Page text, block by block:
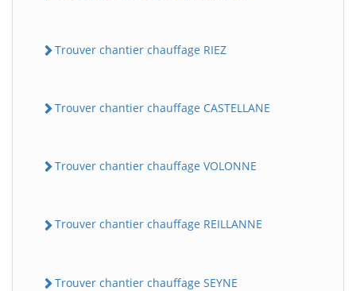
Trouver chantier chauffage RIEZ
Trouver chantier chauffage CASTELLANE
Trouver chantier chauffage VOLONNE
Trouver chantier chauffage REILLANNE
Trouver chantier chauffage SEYNE